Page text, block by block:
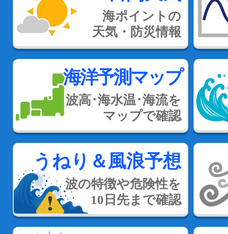
海ポイントの
天気・防災情報
海洋予測マップ
波高･海水温･海流を
マップで確認
うねり＆風浪予想
波の特徴や危険性を
10日先まで確認